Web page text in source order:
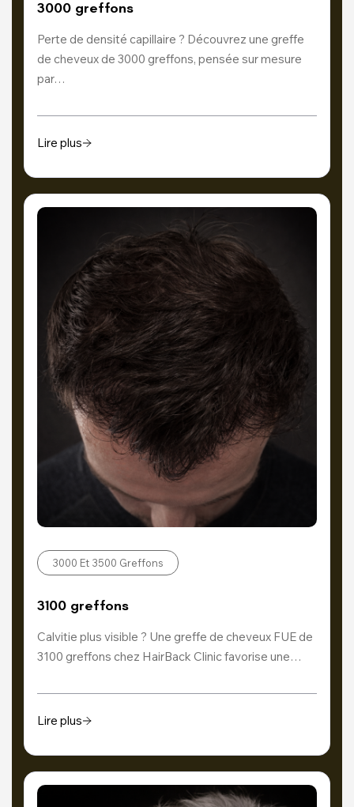
3000 greffons
Perte de densité capillaire ? Découvrez une greffe
de cheveux de 3000 greffons, pensée sur mesure
par…
Lire plus
3000 Et 3500 Greffons
3100 greffons
Calvitie plus visible ? Une greffe de cheveux FUE de
3100 greffons chez HairBack Clinic favorise une…
Lire plus